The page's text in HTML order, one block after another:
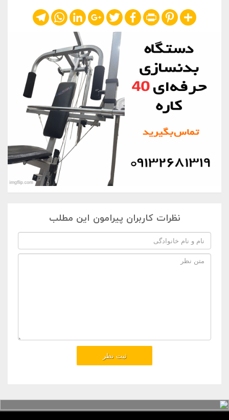
Share
Pinterest
Print
Facebook
Twitter
Google+
LinkedIn
WhatsApp
Telegram
نظرات کاربران پیرامون این مطلب